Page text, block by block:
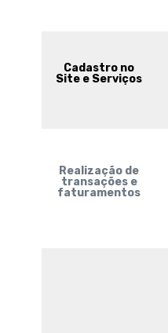
Cadastro no
Site e Serviços
Realização de
transações e
faturamentos